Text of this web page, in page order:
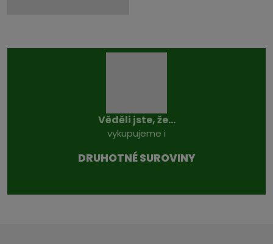
Věděli jste, že...
vykupujeme i
DRUHOTNÉ SUROVINY